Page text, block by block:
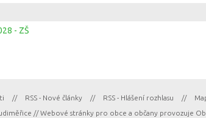
- ZŠ
// RSS - Nové články // RSS - Hlášení rozhlasu //
// Webové stránky pro obce a občany provozuje